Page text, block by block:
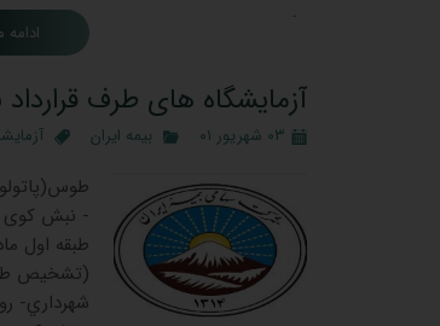
آزمایشگاه های طرف قرارداد
۰۳ شهریور ۰۱ بیمه ایران